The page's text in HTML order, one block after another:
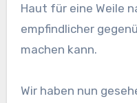
Haut für eine Weile
empfindlicher
machen kann.
Wir haben nun